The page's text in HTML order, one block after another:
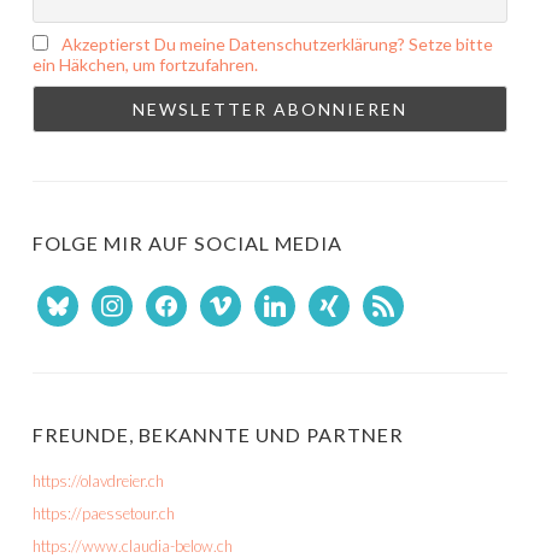
Akzeptierst Du meine Datenschutzerklärung? Setze bitte
ein Häkchen, um fortzufahren.
FOLGE MIR AUF SOCIAL MEDIA
bluesky instagramfacebookvimeo linkedin xing rss
FREUNDE, BEKANNTE UND PARTNER
https://olavdreier.ch
https://paessetour.ch
https://www.claudia-below.ch